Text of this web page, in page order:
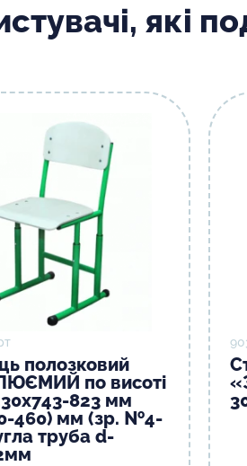
які
полозковий
по висоті
823 мм
460) мм (зр. №4-
труба d-